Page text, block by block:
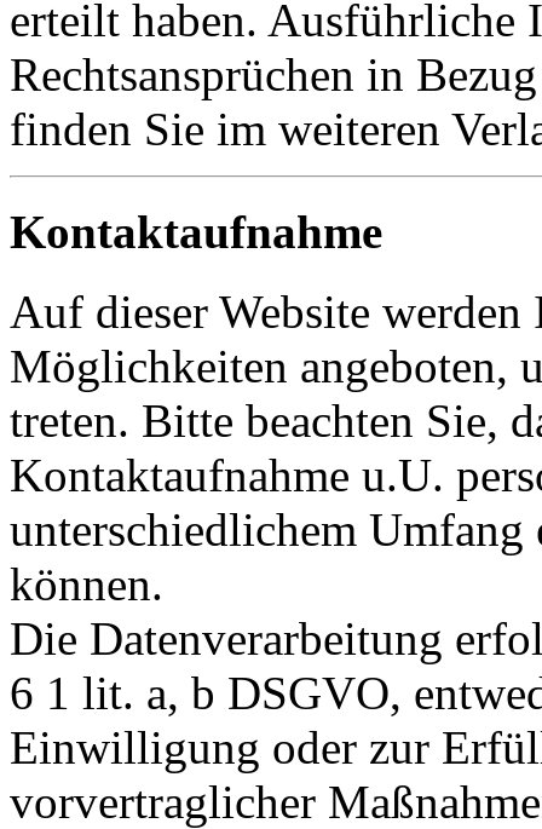
erteilt haben. Ausführliche
Rechtsansprüchen in
finden Sie im weiteren
Kontaktaufnahme
Auf dieser Website werden
Möglichkeiten angeboten,
treten. Bitte beachten Sie,
Kontaktaufnahme u.U.
unterschiedlichem Umfang
können.
Die Datenverarbeitung
6 1 lit. a, b DSGVO,
Einwilligung oder zur
vorvertraglicher